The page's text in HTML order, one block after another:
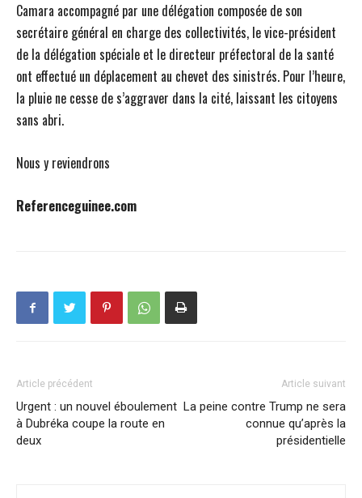
Camara accompagné par une délégation composée de son
secrétaire général en charge des collectivités, le vice-président
de la délégation spéciale et le directeur préfectoral de la santé
ont effectué un déplacement au chevet des sinistrés. Pour l’heure,
la pluie ne cesse de s’aggraver dans la cité, laissant les citoyens
sans abri.
Nous y reviendrons
Referenceguinee.com
Article précédent
Urgent : un nouvel éboulement
à Dubréka coupe la route en
deux
Article suivant
La peine contre Trump ne sera
connue qu’après la
présidentielle